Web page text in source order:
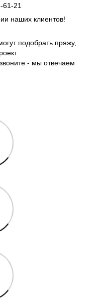
61-21
наших клиентов!
подобрать пряжу,
- мы отвечаем